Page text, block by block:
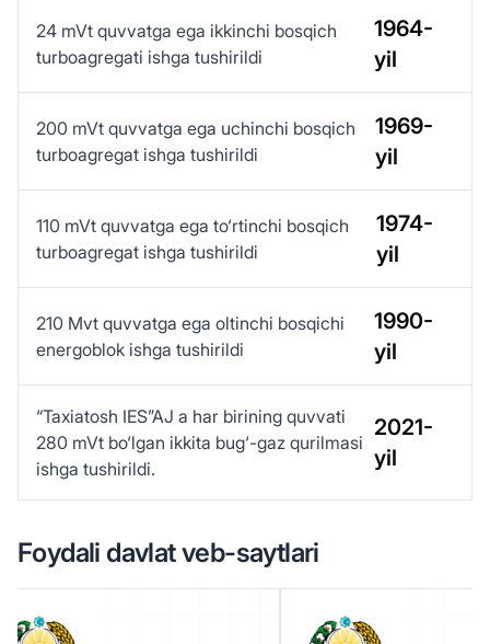
24 mVt quvvatga ega ikkinchi bosqich
turboagregati ishga tushirildi
1964-
yil
200 mVt quvvatga ega uchinchi bosqich
turboagregat ishga tushirildi
1969-
yil
110 mVt quvvatga ega to‘rtinchi bosqich
turboagregat ishga tushirildi
1974-
yil
210 Mvt quvvatga ega oltinchi bosqichi
energoblok ishga tushirildi
1990-
yil
“Taxiatosh IES”AJ a har birining quvvati
280 mVt bo‘lgan ikkita bug‘-gaz qurilmasi
ishga tushirildi.
2021-
yil
Foydali davlat veb-saytlari